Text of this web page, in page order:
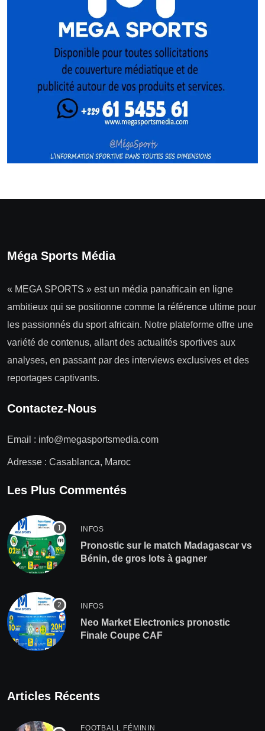
Méga Sports Média
« MEGA SPORTS » est un média panafricain en ligne
ambitieux qui se positionne comme la référence ultime pour
les passionnés du sport africain. Notre plateforme offre une
variété de contenus, allant des actualités sportives aux
analyses, en passant par des interviews exclusives et des
reportages captivants.
Contactez-Nous
Email : info@megasportsmedia.com
Adresse : Casablanca, Maroc
Les Plus Commentés
INFOS
Pronostic sur le match Madagascar vs
Bénin, de gros lots à gagner
INFOS
Neo Market Electronics pronostic
Finale Coupe CAF
Articles Récents
FOOTBALL FÉMININ